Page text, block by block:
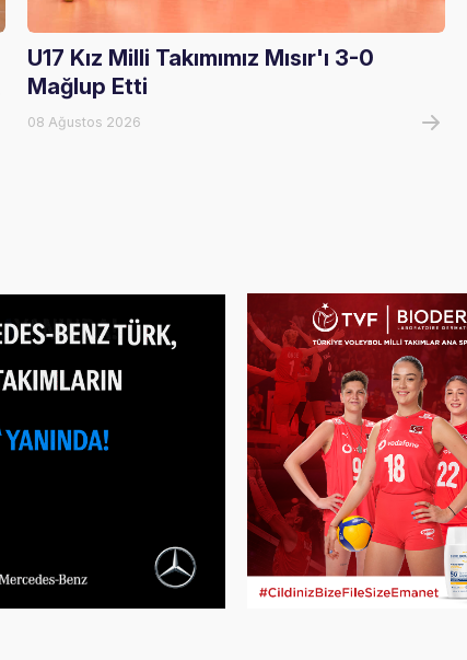
U17 Kız Milli Takımımız Mısır'ı 3-0
Mağlup Etti
08 Ağustos 2026